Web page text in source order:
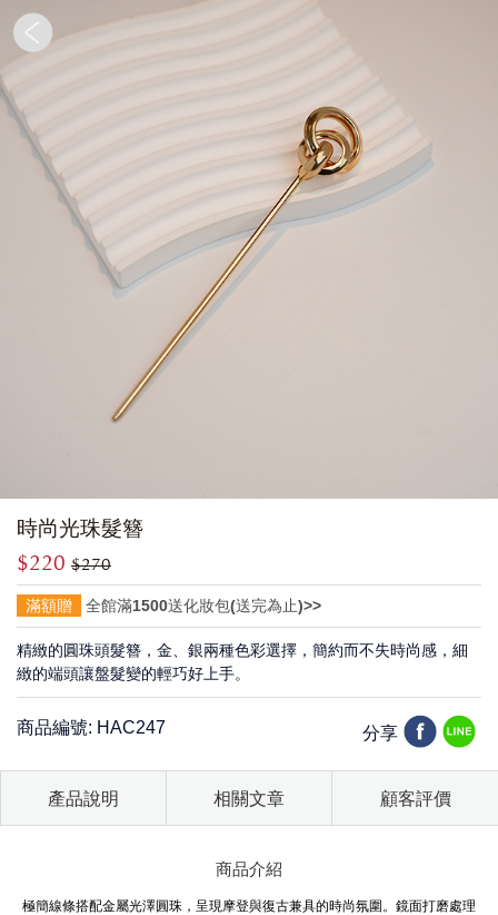
時尚光珠髮簪
$220 $270
滿額贈 全館滿1500送化妝包(送完為止)>>
精緻的圓珠頭髮簪，金、銀兩種色彩選擇，簡約而不失時尚感，細
緻的端頭讓盤髮變的輕巧好上手。
商品編號: HAC247 分享
產品說明 相關文章 顧客評價
商品介紹
極簡線條搭配金屬光澤圓珠，呈現摩登與復古兼具的時尚氛圍。鏡面打磨處理